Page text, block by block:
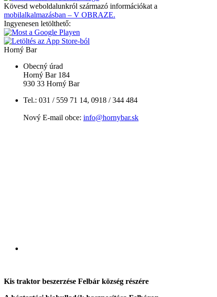
Kövesd weboldalunkról származó információkat a
mobilalkalmazásban – V OBRAZE.
Ingyenesen letölthető:
Horný Bar
Obecný úrad
Horný Bar 184
930 33 Horný Bar
Tel.: 031 / 559 71 14, 0918 / 344 484
Nový E-mail obce: info@hornybar.sk
Kis traktor beszerzése Felbár község részére